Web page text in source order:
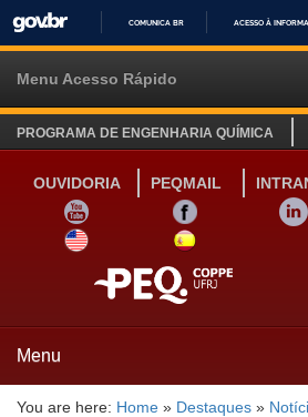
IR
COMUNICA BR ACESSO À
Menu Acesso Rápido
PROGRAMA DE ENGENHARIA QUÍMICA
OUVIDORIA PEQMAIL
YOUTUBE
FACEBOOK
SITE INGLÊS
LINK SITE
Menu
You are here: Home » Destaques »